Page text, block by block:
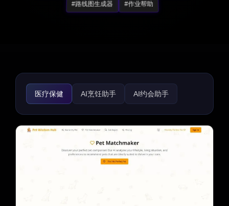
#路线图生成器 #作业帮助
AI烹饪助手 AI约会助手
AI旅行规划师 AI食谱助手 生活助手
AI面试助手 招聘 简历生成器
医疗保健